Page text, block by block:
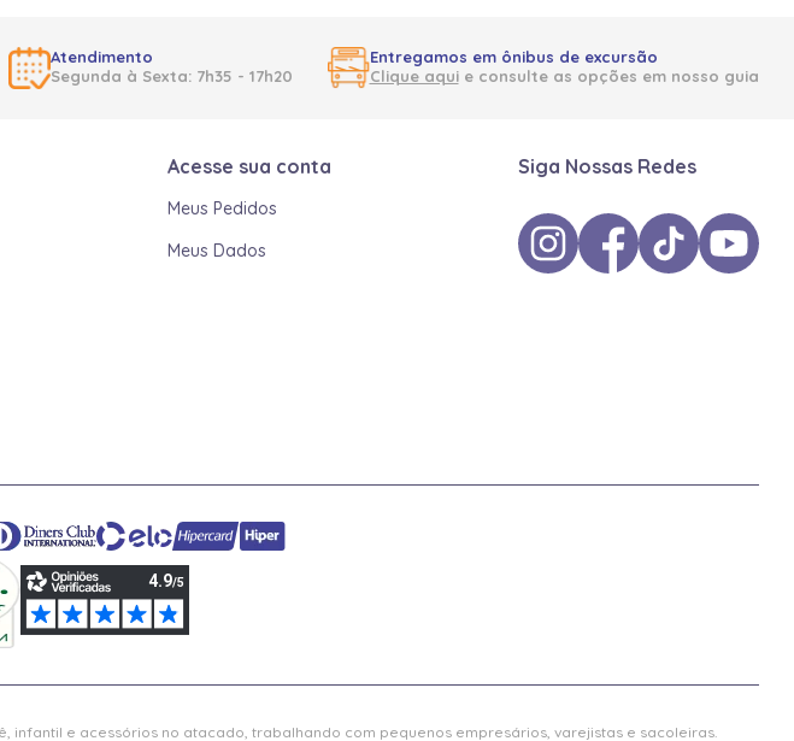
Atendimento
Segunda à Sexta: 7h35 - 17h20
Entregamos em ônibus de excursão
Clique aquie consulte as opções em nosso guia
Acesse sua conta
Meus Pedidos
Meus Dados
Siga Nossas Redes
e acessórios no atacado, trabalhando com pequenos empresários, varejistas e sacoleiras.